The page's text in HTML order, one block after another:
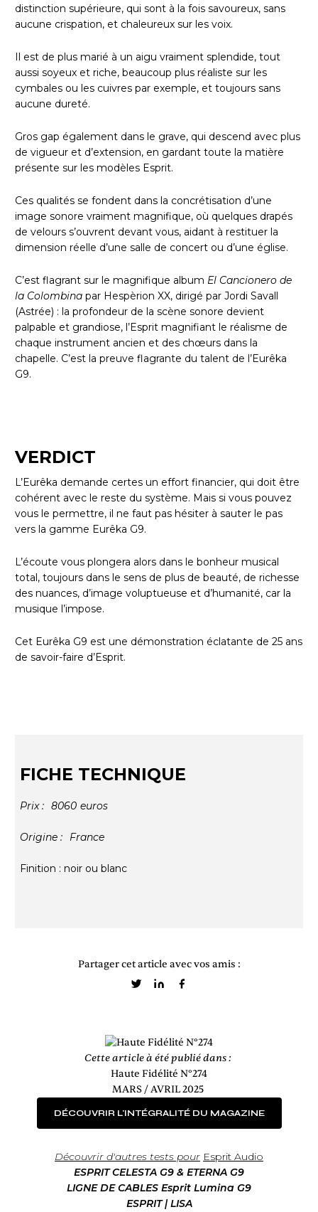
distinction supérieure, qui sont à la fois savoureux, sans
aucune crispation, et chaleureux sur les voix.
Il est de plus marié à un aigu vraiment splendide, tout
aussi soyeux et riche, beaucoup plus réaliste sur les
cymbales ou les cuivres par exemple, et toujours sans
aucune dureté.
Gros gap également dans le grave, qui descend avec plus
de vigueur et d’extension, en gardant toute la matière
présente sur les modèles Esprit.
Ces qualités se fondent dans la concrétisation d’une
image sonore vraiment magnifique, où quelques drapés
de velours s’ouvrent devant vous, aidant à restituer la
dimension réelle d’une salle de concert ou d’une église.
C’est flagrant sur le magnifique album El Cancionero de
la Colombina par Hespèrion XX, dirigé par Jordi Savall
(Astrée) : la profondeur de la scène sonore devient
palpable et grandiose, l’Esprit magnifiant le réalisme de
chaque instrument ancien et des chœurs dans la
chapelle. C’est la preuve flagrante du talent de l’Eurêka
G9.
VERDICT
L’Eurêka demande certes un effort financier, qui doit être
cohérent avec le reste du système. Mais si vous pouvez
vous le permettre, il ne faut pas hésiter à sauter le pas
vers la gamme Eurêka G9.
L’écoute vous plongera alors dans le bonheur musical
total, toujours dans le sens de plus de beauté, de richesse
des nuances, d’image voluptueuse et d’humanité, car la
musique l’impose.
Cet Eurêka G9 est une démonstration éclatante de 25 ans
de savoir-faire d’Esprit.
FICHE TECHNIQUE
Prix : 8060 euros
Origine : France
Finition : noir ou blanc
Partager cet article avec vos amis :
Cette article à été publié dans :
Haute Fidélité N°274
MARS / AVRIL 2025
DÉCOUVRIR L'INTÉGRALITÉ DU MAGAZINE
Découvrir d'autres tests pour Esprit Audio
ESPRIT CELESTA G9 & ETERNA G9
LIGNE DE CABLES Esprit Lumina G9
ESPRIT | LISA